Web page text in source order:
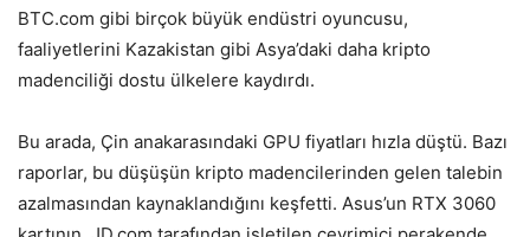
BTC.com gibi birçok büyük endüstri oyuncusu,
faaliyetlerini Kazakistan gibi Asya’daki daha kripto
madenciliği dostu ülkelere kaydırdı.
Bu arada, Çin anakarasındaki GPU fiyatları hızla düştü. Bazı
raporlar, bu düşüşün kripto madencilerinden gelen talebin
azalmasından kaynaklandığını keşfetti. Asus’un RTX 3060